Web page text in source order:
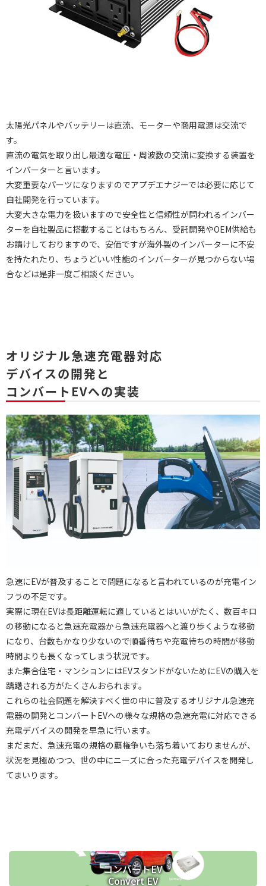
太陽光パネルやバッテリーは直流、モーターや商用電源は交流で
す。
直流の電気を取り出し最適な電圧・周波数の交流に変換する装置を
インバーターと言います。
大変重要なパーツになりますのでアプデエナジーでは必要に応じて
自社開発を行っています。
大変大きな電力を扱いますので安全性と信頼性が問われるインバー
ターを自社製品に搭載することはもちろん、受託開発やOEM供給も
お請けしておりますので、安価ですが海外製のインバーターに不安
を持たれたり、ちょうどいい性能のインバーターが見つからない場
合などは是非一度ご相談ください。
オリジナル急速充電器対応
デバイスの開発と
コンバートEVへの実装
急速にEVが普及することで問題になると言われているのが充電イン
フラの不足です。
実際に現在EVは長距離運転に適しているとはいいがたく、数百キロ
の移動になると急速充電器から急速充電器へと渡り歩くような移動
になり、台数もかなり少ないので順番待ちや充電待ちの時間が移動
時間よりも長くなってしまう状況です。
また集合住宅・マンションにはEVスタンドがないためにEVの購入を
躊躇される方がたくさんおられます。
これらの社会問題を解決すべく世の中に普及するオリジナル急速充
電器の開発とコンバートEVへの様々な規格の急速充電に対応できる
充電デバイスの開発を早急に行います。
まだまだ、急速充電の規格の覇権争いも落ち着いておりませんが、
状況を見極めつつ、世の中にニーズに合った充電デバイスを開発し
てまいります。
コンバートEV
Convert EV